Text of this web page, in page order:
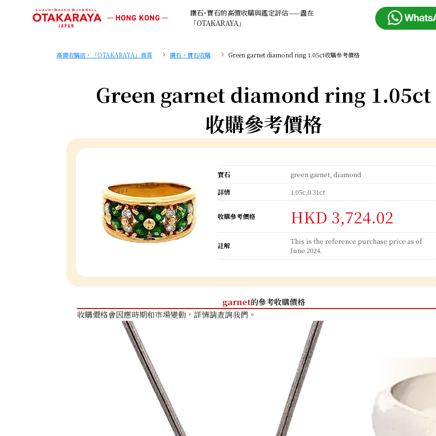
鑽石･寶石的高價收購與鑑定評估——盡在
「OTAKARAYA」
高價收購店・「OTAKARAYA」首頁 鑽石・寶石收購 Green garnet diamond ring 1.05ct收購參考價格
Green garnet diamond ring 1.05ct
收購參考價格
寶石
green garnet, diamond
詳情
1.05c,0.31ct
收購參考價格 HKD 3,724.02
註解
This is the reference purchase price as of
June 2024.
garnet的參考收購價格
收購價格會因應時期和市場變動，詳情請查詢我們。